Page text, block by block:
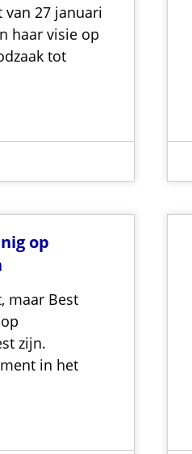
van 27 januari
haar visie op
tot
op
maar Best
zijn.
in het